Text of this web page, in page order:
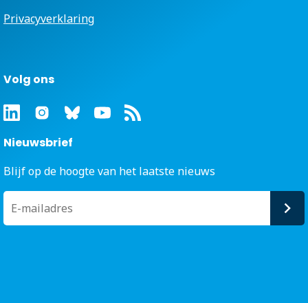
Privacyverklaring
Volg ons
Nieuwsbrief
Blijf op de hoogte van het laatste nieuws